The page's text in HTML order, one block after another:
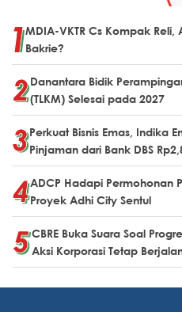
MDIA-VKTR Cs Kompak
Bakrie?
Danantara Bidik
(TLKM) Selesai pada 2027
Perkuat Bisnis Emas, Indika
Pinjaman dari Bank DBS
ADCP Hadapi Permohonan
Proyek Adhi City Sentul
CBRE Buka Suara Soal
Aksi Korporasi Tetap